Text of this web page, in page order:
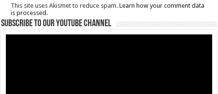
This site uses Akismet to reduce spam.Learn how your comment data
is processed.
Subscribe to our Youtube Channel